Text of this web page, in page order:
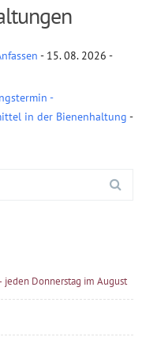
- 15. 08. 2026 -
-
in der Bienenhaltung -
Donnerstag im August